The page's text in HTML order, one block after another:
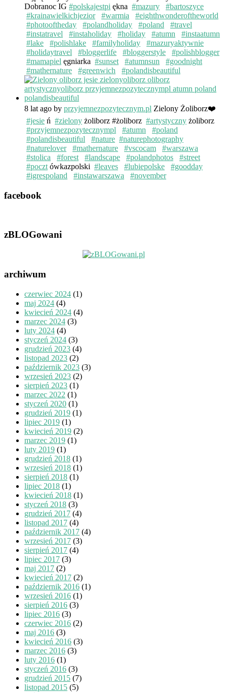
Dobranoc IG #polskajestpi ękna #mazury
#bartoszyce
#krainawielkichjezior
#warmia
#eighthwonderoftheworld
#photooftheday
#polandholiday #poland
#travel
#instatravel
#instaholiday #holiday #atumn
#instaatumn
#lake
#polishlake #familyholiday
#mazuryaktywnie
#holidaytravel
#bloggerlife #bloggerstyle
#polishblogger
#mamapiel ęgniarka #sunset #atumnsun
#goodnight
#mathernature
#greenwich #polandisbeautiful
8 lat ago by przyjemnezpozytecznym.pl Zielony Żoliborz❤️
#jesie ń #zielony żoliborz #żoliborz #artystyczny żoliborz
#przyjemnezpozytecznympl
#atumn
#poland
#polandisbeautiful
#nature #naturephotography
#naturelover
#mathernature #vscocam
#warszawa
#stolica
#forest #landscape #polandphotos
#street
#poczt ówkazpolski #leaves #lubiepolske
#goodday
#igrespoland
#instawarszawa #november
facebook
zBLOGowani
archiwum
czerwiec 2024 (1)
maj 2024 (4)
kwiecień 2024 (4)
marzec 2024 (3)
luty 2024 (4)
styczeń 2024 (3)
grudzień 2023 (4)
listopad 2023 (2)
październik 2023 (3)
wrzesień 2023 (2)
sierpień 2023 (1)
marzec 2022 (1)
styczeń 2020 (1)
grudzień 2019 (1)
lipiec 2019 (1)
kwiecień 2019 (2)
marzec 2019 (1)
luty 2019 (1)
grudzień 2018 (1)
wrzesień 2018 (1)
sierpień 2018 (1)
lipiec 2018 (1)
kwiecień 2018 (1)
styczeń 2018 (3)
grudzień 2017 (4)
listopad 2017 (4)
październik 2017 (4)
wrzesień 2017 (3)
sierpień 2017 (4)
lipiec 2017 (3)
maj 2017 (2)
kwiecień 2017 (2)
październik 2016 (1)
wrzesień 2016 (1)
sierpień 2016 (3)
lipiec 2016 (3)
czerwiec 2016 (2)
maj 2016 (3)
kwiecień 2016 (3)
marzec 2016 (3)
luty 2016 (1)
styczeń 2016 (3)
grudzień 2015 (7)
listopad 2015 (5)